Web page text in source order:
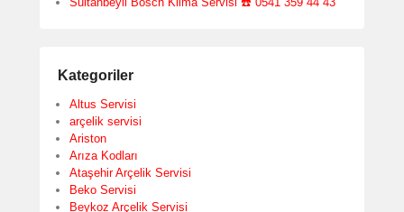
Kategoriler
Altus Servisi
arçelik servisi
Ariston
Arıza Kodları
Ataşehir Arçelik Servisi
Beko Servisi
Beykoz Arçelik Servisi